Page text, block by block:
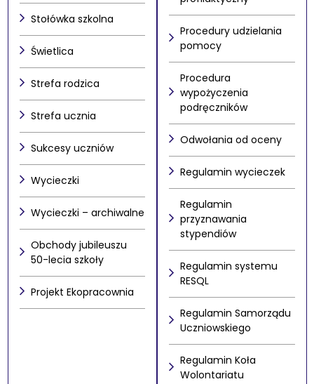
Stołówka szkolna
Świetlica
Strefa rodzica
Strefa ucznia
Sukcesy uczniów
Wycieczki
Wycieczki – archiwalne
Obchody jubileuszu
50-lecia szkoły
Projekt Ekopracownia
Procedury udzielania
pomocy
Procedura
wypożyczenia
podręczników
Odwołania od oceny
Regulamin wycieczek
Regulamin
przyznawania
stypendiów
Regulamin systemu
RESQL
Regulamin Samorządu
Uczniowskiego
Regulamin Koła
Wolontariatu